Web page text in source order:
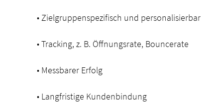
Agentur
Blog
Startseite
• Zielgruppenspezifisch und personalisierbar
• Tracking, z. B. Öffnungsrate, Bouncerate
• Messbarer Erfolg
• Langfristige Kundenbindung